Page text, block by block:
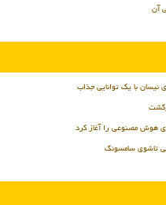
آن
هوش مصنوعی را آغاز کرد
تاشوی سامسونگ